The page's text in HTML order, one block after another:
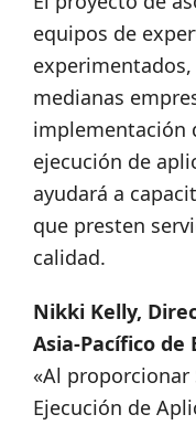
equipos de
medianas
implementación
ejecución de
ayudará a
que presten
calidad.
Nikki Kelly,
Asia-Pacífico de
«Al proporcionar
Ejecución de